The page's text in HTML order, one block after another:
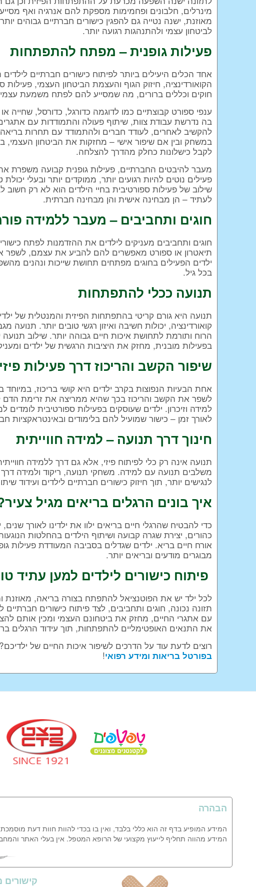
מינרלים, חלבונים ופחמימות מספקת להם אנרגיה ואף
מאוזנת, ישנה נטייה גם להפגין כישורים חברתיים גבוהים
לביטחון עצמי ולהתנהגות רגועה יותר.
פעילות גופנית – מפתח להתפתחות
אחד הכלים היעילים ביותר לפיתוח כישורים חברתיים
הקואורדינציה, חיזוק הגוף והעצמת הביטחון העצמי,
חוקים וכללים ברורים, מה שמסייע להם לפתח משמעת
ענפי ספורט קבוצתיים כמו לדוגמה כדורגל, כדורסל, שחייה או
בה נדרשת עבודת צוות, שיתוף פעולה והתמודדות עם
להקשיב לאחרים, לעודד חברים ולהתמודד עם תחרות
במשחק ובין אם שיפור אישי – מחזקות את הביטחון
לקבל כישלונות כחלק מהדרך להצלחה.
מעבר להיבטים החברתיים, פעילות גופנית קבועה משפרת
פעילים נוטים להיות רגועים יותר, ממוקדים יותר ובעלי
שילוב של פעילות ספורטיבית בחיי הילדים הוא לא רק
לעתיד – הן מבחינה אישית והן מבחינה חברתית.
חוגים ותחביבים – מעבר ללמידה
חוגים ותחביבים מעניקים לילדים את ההזדמנות לפתח
תיאטרון או ספורט מאפשרים להם להביע את עצמם, לשפר את
ילדים הפעילים בחוגים מפתחים תחושת שייכות ונהנים
בכל גיל.
תנועה ככלי להתפתחות
תנועה היא גורם קריטי בהתפתחות הפיזית והמנטלית של
קואורדינציה, יכולות חשיבה ואיזון רגשי טובים יותר.
הרוח ותורמת לתחושת איכות חיים גבוהה יותר. שילוב
בפעילות מובנית, מחזק את היציבות הרגשית של ילדים
שיפור הקשב והריכוז דרך פעילות
אחת הבעיות הנפוצות בקרב ילדים היא קושי בריכוז, במיוחד
לשפר את הקשב והריכוז בכך שהיא ממריצה את זרימת
למידה וזיכרון. ילדים שעוסקים בפעילות ספורטיבית
לאורך זמן – כישור שמועיל להם בלימודים ובאינטראקציות
חינוך דרך תנועה – למידה חווייתית
תנועה אינה רק כלי לפיתוח פיזי, אלא גם דרך ללמידה
משלבים תנועה עם למידה. משחקי תנועה, ריקוד ולמידה
לנגישים יותר, תוך חיזוק כישורים חברתיים לילדים ועידוד
איך בונים הרגלים בריאים מגיל
כדי להבטיח שהרגלי חיים בריאים ילוו את ילדינו לאורך
כהורים, יצירת שגרה קבועה ושיתוף הילדים בהחלטות
אורח חיים בריא. ילדים שגדלים בסביבה המעודדת פעילות
מבוגרים מודעים ובריאים יותר.
פיתוח כישורים לילדים למען עתיד
לכל ילד יש את הפוטנציאל להתפתח בצורה בריאה, מאוזנת
תזונה נכונה, חוגים ותחביבים, לצד פיתוח כישורים
עם אתגרי החיים, מחזק את ביטחונם העצמי ומכין אותם
את התנאים האופטימליים להתפתחות, תוך עידוד הרגלים
רוצים לדעת עוד על הדרכים לשיפור איכות החיים של
בפורטל בריאות ומידע רפואי!
הבהרה
המידע המופיע בדף זה הוא כללי בלבד, ואין בו בכדי להוות חוות דעת
המידע מהווה תחליף לייעוץ מקצועי של הרופא המטפל. אין בעלי האתר
קישורים